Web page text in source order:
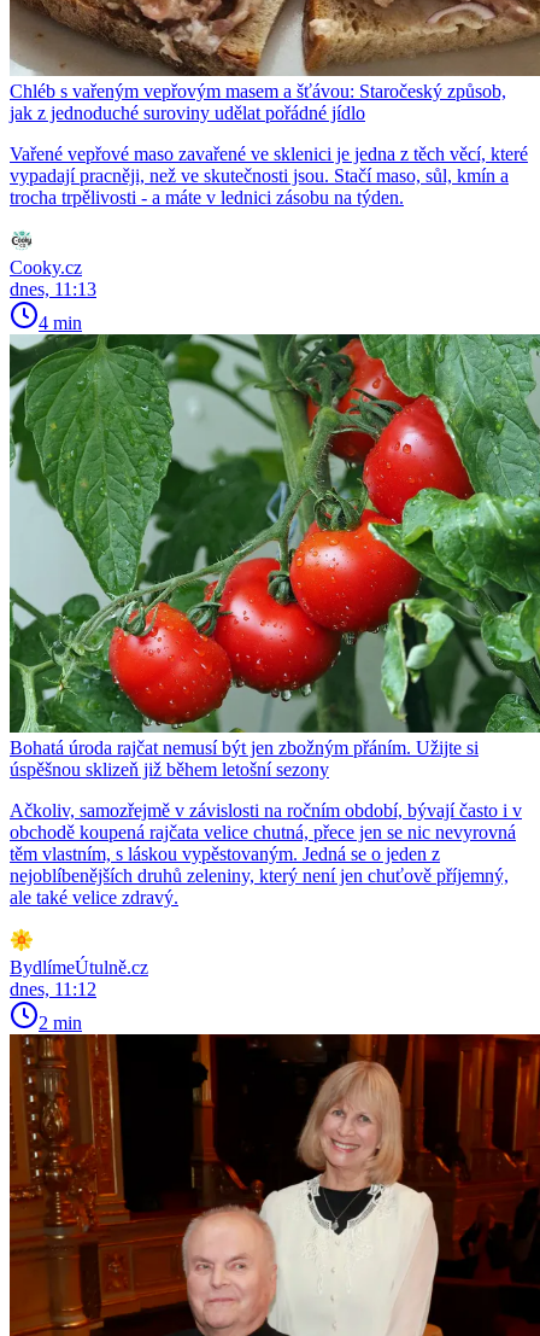
Chléb s vařeným vepřovým masem a šťávou: Staročeský způsob,
jak z jednoduché suroviny udělat pořádné jídlo
Vařené vepřové maso zavařené ve sklenici je jedna z těch věcí, které
vypadají pracněji, než ve skutečnosti jsou. Stačí maso, sůl, kmín a
trocha trpělivosti - a máte v lednici zásobu na týden.
Cooky.cz
dnes, 11:13
4 min
Bohatá úroda rajčat nemusí být jen zbožným přáním. Užijte si
úspěšnou sklizeň již během letošní sezony
Ačkoliv, samozřejmě v závislosti na ročním období, bývají často i v
obchodě koupená rajčata velice chutná, přece jen se nic nevyrovná
těm vlastním, s láskou vypěstovaným. Jedná se o jeden z
nejoblíbenějších druhů zeleniny, který není jen chuťově příjemný,
ale také velice zdravý.
BydlímeÚtulně.cz
dnes, 11:12
2 min